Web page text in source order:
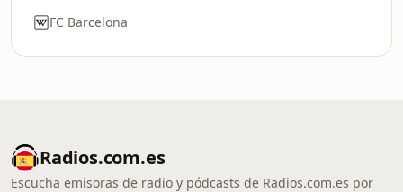
FC Barcelona
Radios.com.es
Escucha emisoras de radio y pódcasts de Radios.com.es por